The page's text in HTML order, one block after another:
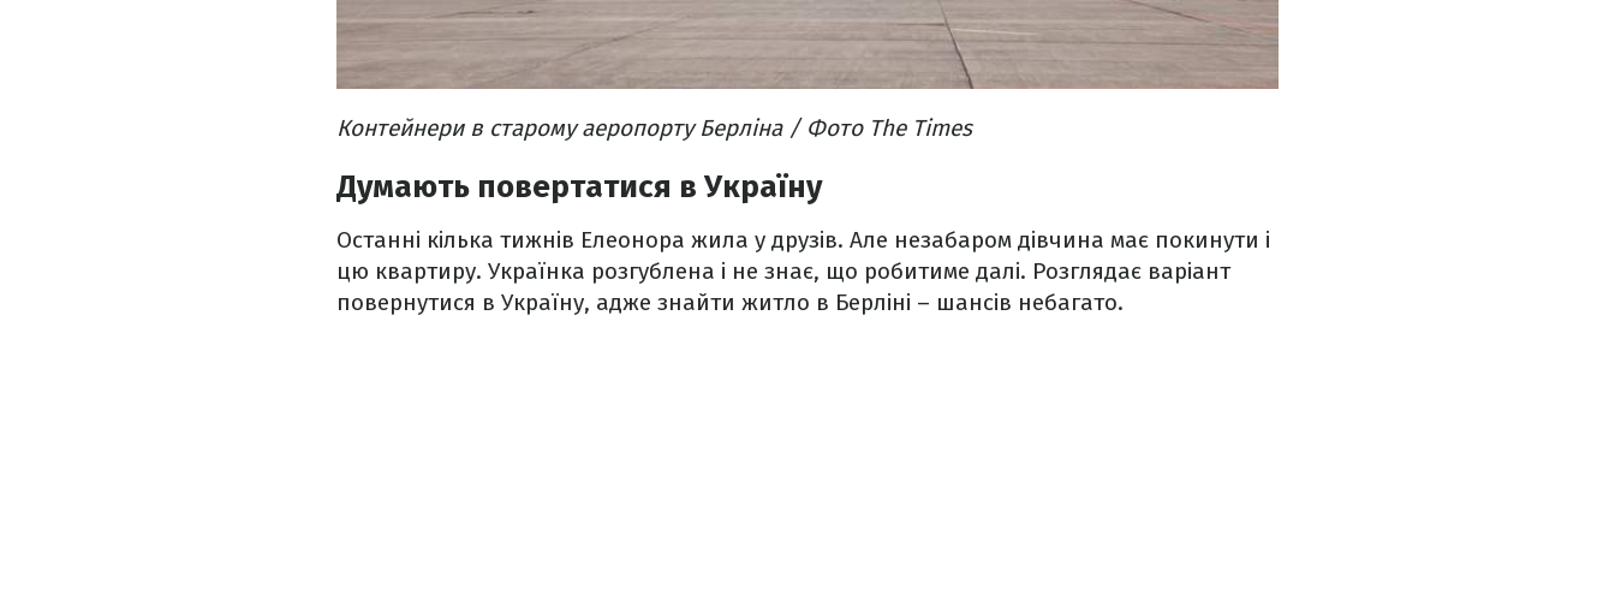
Контейнери в старому аеропорту Берліна / Фото The Times
Думають повертатися в Україну
Останні кілька тижнів Елеонора жила у друзів. Але незабаром дівчина має покинути і
цю квартиру. Українка розгублена і не знає, що робитиме далі. Розглядає варіант
повернутися в Україну, адже знайти житло в Берліні – шансів небагато.